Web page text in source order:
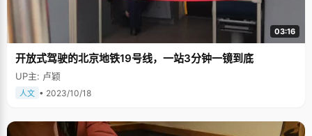
03:16
开放式驾驶的北京地铁19号线，一站3分钟一镜到底
UP主: 卢颖
人文 • 2023/10/18